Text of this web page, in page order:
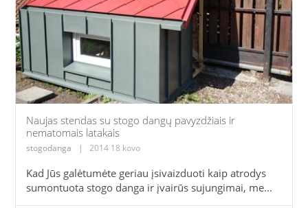
Naujas stendas su stogo dangų pavyzdžiais ir
nematomais latakais
stogodanga | 2014 18 kovo
Kad Jūs galėtumėte geriau įsivaizduoti kaip atrodys
sumontuota stogo danga ir įvairūs sujungimai, me...